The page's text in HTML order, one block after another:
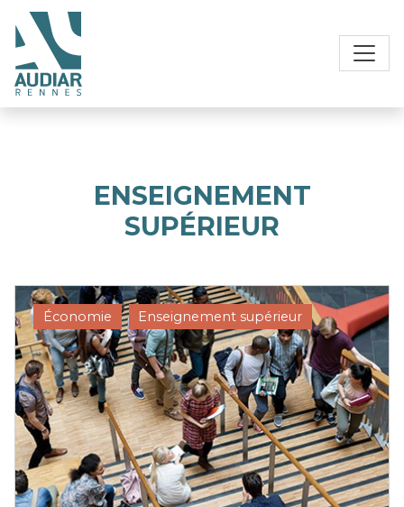
ENSEIGNEMENT
SUPÉRIEUR
Économie Enseignement supérieur